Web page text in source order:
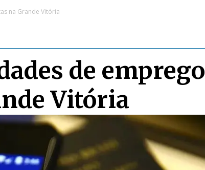
na Grande Vitória
de emprego
Vitória